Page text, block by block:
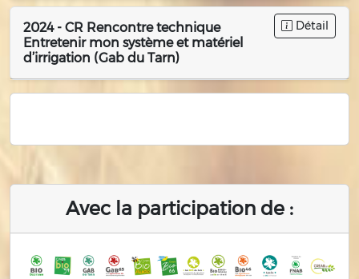
Détail
2024 - CR Rencontre technique
Entretenir mon système et matériel
d’irrigation (Gab du Tarn)
Avec la participation de :